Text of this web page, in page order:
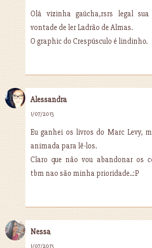
Olá vizinha gaúcha,rsrs legal
vontade de ler Ladrão de Almas.
O graphic do Crespúsculo é lindinho.
Alessandra
1/07/2013
Eu ganhei os livros do Marc Levy,
animada para lê-los.
Claro que não vou abandonar os
tbm nao são minha prioridade..:P
Nessa
1/07/2013